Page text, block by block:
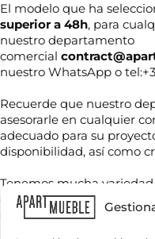
El modelo que ha
superior a 48h, para
nuestro departamento
comercial
nuestro WhatsApp o
Recuerde que nuestro
asesorarle en cualquier
adecuado para su
disponibilidad, así como
Tenemos mucha
de importación como
contenedores.
*
C
r
r
e
o
n
c
e
i
N
m
b
r
e
*
T
e
o
n
C
o